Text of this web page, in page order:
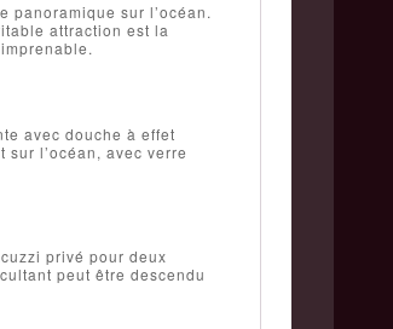
panoramique sur l’océan.
attraction est la
avec douche à effet
l’océan, avec verre
privé pour deux
peut être descendu